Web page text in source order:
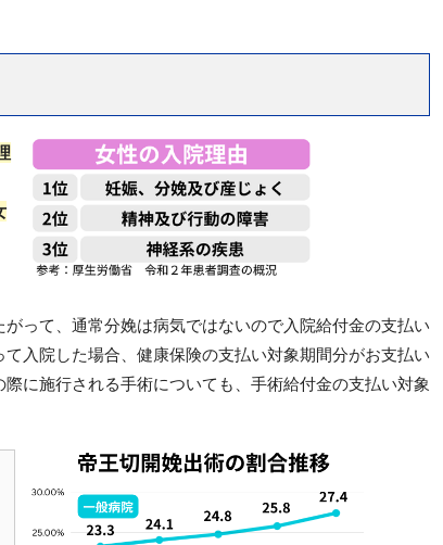
って、通常分娩は病気ではないので入院給付金の支払い
入院した場合、健康保険の支払い対象期間分がお支払い
に施行される手術についても、手術給付金の支払い対象